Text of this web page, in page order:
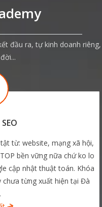
đầu ra, tự kinh doanh riêng,
từ: website, mạng xã hội,
bền vững nữa chứ ko lo
cập nhật thuật toán. Khóa
chưa từng xuất hiện tại Đà